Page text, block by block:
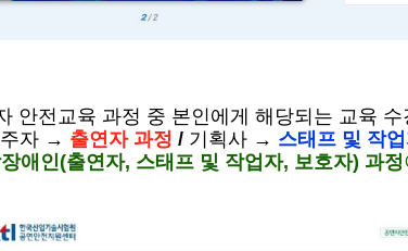
안전교육 과정 중 본인에게 해당되는 교육 수
자 → 출연자 과정 / 기획사 → 스태프 및 작
애인(출연자, 스태프 및 작업자, 보호자) 과정